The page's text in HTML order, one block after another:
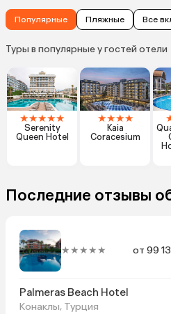
Популярные Пляжные Все
Туры в популярные у гостей отели
★★★★★
Serenity
Queen Hotel
★★★★
Kaia
Coracesium
Последние отзывы
★★★★★ от 99
Palmeras Beach Hotel
Конаклы, Турция